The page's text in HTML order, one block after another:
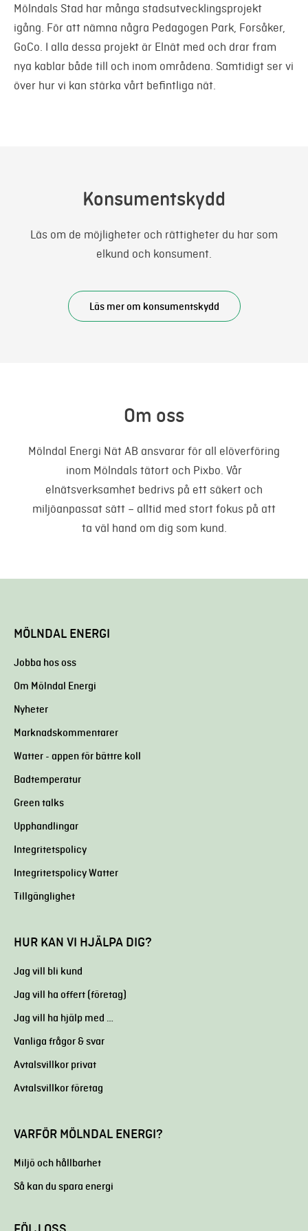
Mölndals Stad har många stadsutvecklingsprojekt
igång. För att nämna några Pedagogen Park, Forsåker,
GoCo. I alla dessa projekt är Elnät med och drar fram
nya kablar både till och inom områdena. Samtidigt ser vi
över hur vi kan stärka vårt befintliga nät.
Konsumentskydd
Läs om de möjligheter och rättigheter du har som
elkund och konsument.
Läs mer om konsumentskydd
Om oss
Mölndal Energi Nät AB ansvarar för all elöverföring
inom Mölndals tätort och Pixbo. Vår
elnätsverksamhet bedrivs på ett säkert och
miljöanpassat sätt – alltid med stort fokus på att
ta väl hand om dig som kund.
MÖLNDAL ENERGI
Jobba hos oss
Om Mölndal Energi
Nyheter
Marknadskommentarer
Watter - appen för bättre koll
Badtemperatur
Green talks
Upphandlingar
Integritetspolicy
Integritetspolicy Watter
Tillgänglighet
HUR KAN VI HJÄLPA DIG?
Jag vill bli kund
Jag vill ha offert (företag)
Jag vill ha hjälp med …
Vanliga frågor & svar
Avtalsvillkor privat
Avtalsvillkor företag
VARFÖR MÖLNDAL ENERGI?
Miljö och hållbarhet
Så kan du spara energi